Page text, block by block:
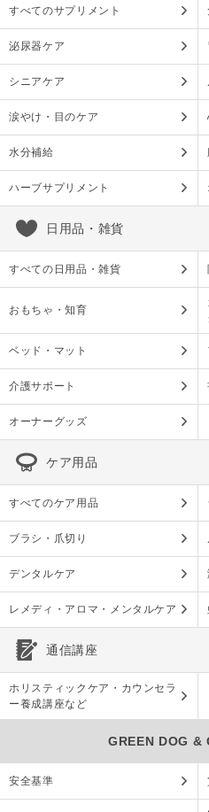
すべてのサプリメント
泌尿器ケア
シニアケア
涙やけ・目のケア
水分補給
ハーブサプリメント
日用品・雑貨
すべての日用品・雑貨
おもちゃ・知育
ベッド・マット
介護サポート
オーナーグッズ
ケア用品
すべてのケア用品
ブラシ・爪切り
デンタルケア
レメディ・アロマ・メンタルケア
通信講座
ホリスティックケア・カウンセラ
ー養成講座など
GREEN DOG &
安全基準